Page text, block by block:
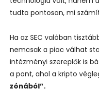
tudta pontosan, mi
Ha az SEC valóban
nemcsak a piac válhat
intézményi szereplők is
a pont, ahol a kripto
zónából”.